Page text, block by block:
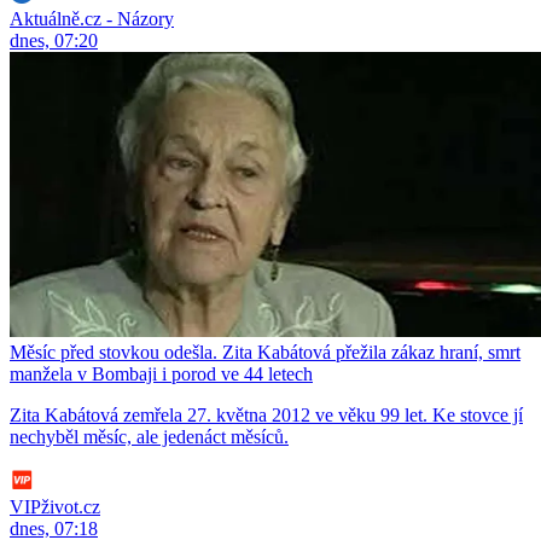
Aktuálně.cz - Názory
dnes, 07:20
Měsíc před stovkou odešla. Zita Kabátová přežila zákaz hraní, smrt
manžela v Bombaji i porod ve 44 letech
Zita Kabátová zemřela 27. května 2012 ve věku 99 let. Ke stovce jí
nechyběl měsíc, ale jedenáct měsíců.
VIPživot.cz
dnes, 07:18